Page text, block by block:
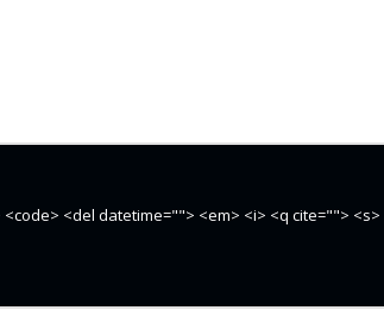
<del datetime=""> <em> <i> <q cite="">